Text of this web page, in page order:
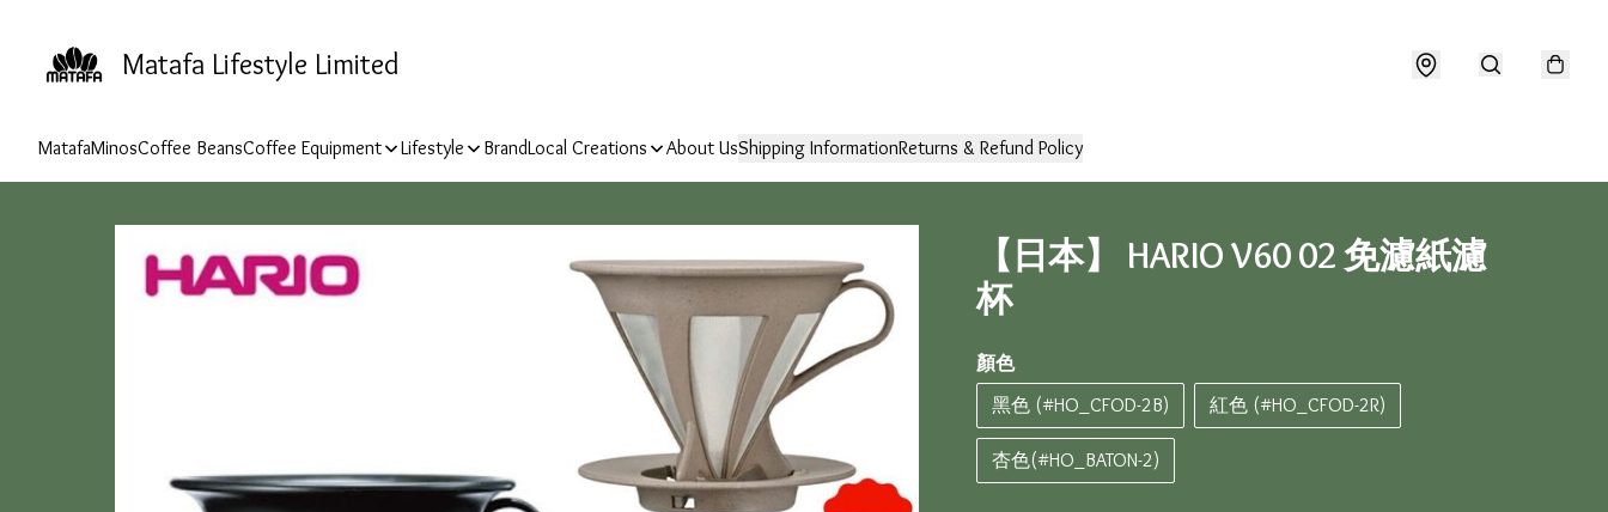
Matafa Lifestyle Limited
MatafaMinosCoffee BeansCoffee Equipment Lifestyle BrandLocal Creations About UsShipping InformationReturns & Refund Policy
【日本】 HARIO V60 02 免濾紙濾
杯
顏色
黑色 (#HO_CFOD-2B)
紅色 (#HO_CFOD-2R)
杏色(#HO_BATON-2)